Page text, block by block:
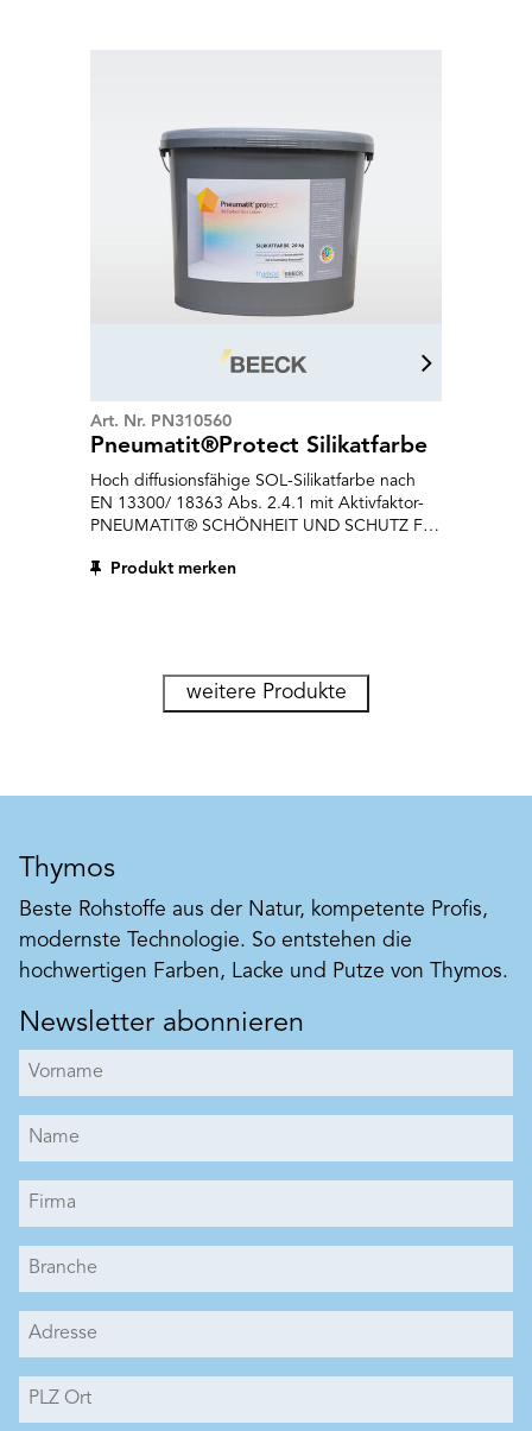
mineralischer Rohstoffbasis. Premium
Emulsionsfarbe wird im 2026 durch Mattolin
Design ersetzt.
Art. Nr. PN310560
Pneumatit®Protect Silikatfarbe
Hoch diffusionsfähige SOL-Silikatfarbe nach
EN 13300/ 18363 Abs. 2.4.1 mit Aktivfaktor-
PNEUMATIT® SCHÖNHEIT UND SCHUTZ Für
brauchen wir Schönheit. Die
den Einwirkungen des Betons, die von den
meisten Menschen als unangenehm und
Pneumatit®-Technologie für Beton-Neubauten
werden.
Produkt merken
Art. Nr. BK11790653
Abschirmfarbe BEECK
Abschirmfarbe lässt sich diese Dauerbelastung
vermeiden. Sie ermöglicht eine
Prüfzeugnis. BEECK Abschirmfarbe ist das
erste Produkt dieser Art auf Silikatbasis.
Geeignet für Innenräume mit Langzeitnutzung
wie Schlafräume oder Arbeitsräume.
weitere Produkte
Thymos
Beste Rohstoffe aus der Natur, kompetente Profis,
modernste Technologie. So entstehen die
hochwertigen Farben, Lacke und Putze von Thymos.
Newsletter abonnieren